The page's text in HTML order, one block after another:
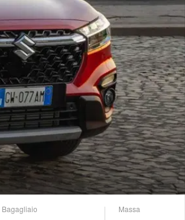
Bagagliaio Massa